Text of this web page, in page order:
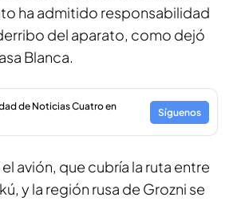
ha admitido responsabilidad
del aparato, como dejó
Blanca.
de Noticias Cuatro en
Síguenos
avión, que cubría la ruta entre
y la región rusa de Grozni se